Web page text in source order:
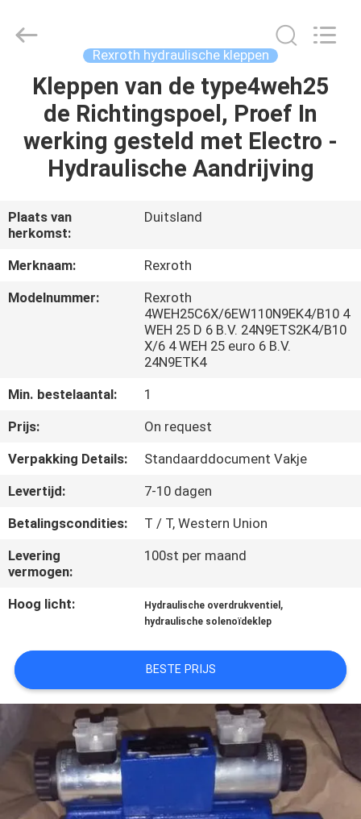
HUIS
PRODUCTEN
ONGEVEER
ONS
FABRIEKSREIS
KWALITEITSCONTROLE
CONTACTEER
ONS
VERZOEK
CITAAT
SITEMAP
PRIVACY
Electronic
Limited.
Rexroth hydraulische kleppen
Kleppen van de type4weh25
de Richtingspoel, Proef In
werking gesteld met Electro -
Hydraulische Aandrijving
Plaats van
herkomst:
Duitsland
Merknaam:
Rexroth
Modelnummer:
Rexroth
4WEH25C6X/6EW110N9EK4/B10 4
WEH 25 D 6 B.V. 24N9ETS2K4/B10
X/6 4 WEH 25 euro 6 B.V.
24N9ETK4
Min. bestelaantal:
1
Prijs:
On request
Verpakking Details:
Standaarddocument Vakje
Levertijd:
7-10 dagen
Betalingscondities:
T / T, Western Union
Levering
vermogen:
100st per maand
Hoog licht: Hydraulische overdrukventiel ,
hydraulische solenoïdeklep
BESTE PRIJS